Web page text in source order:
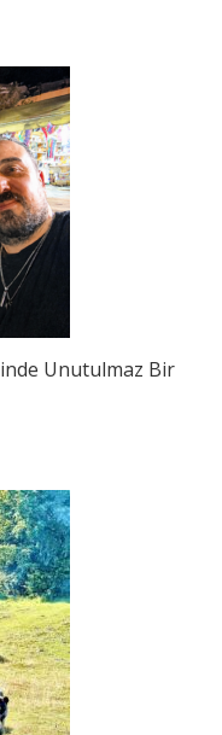
Unutulmaz Bir